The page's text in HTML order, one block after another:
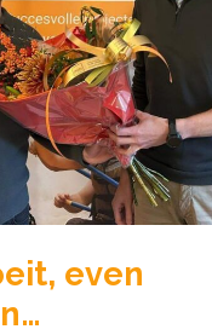
even